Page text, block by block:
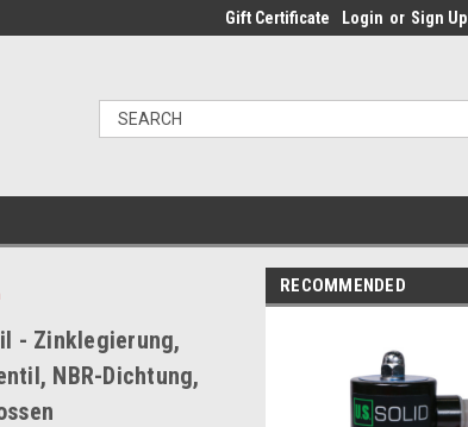
Gift Certificate Login or Sign Up
- Zinklegierung,
NBR-Dichtung,
RECOMMENDED